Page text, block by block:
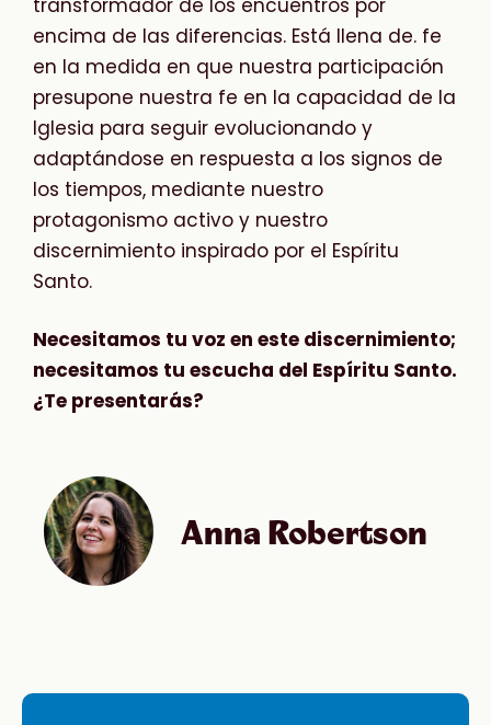
transformador de los encuentros por
encima de las diferencias. Está llena de. fe
en la medida en que nuestra participación
presupone nuestra fe en la capacidad de la
Iglesia para seguir evolucionando y
adaptándose en respuesta a los signos de
los tiempos, mediante nuestro
protagonismo activo y nuestro
discernimiento inspirado por el Espíritu
Santo.
Necesitamos tu voz en este discernimiento;
necesitamos tu escucha del Espíritu Santo.
¿Te presentarás?
Anna Robertson